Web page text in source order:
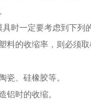
时一定要考虑到下列
的收缩率，则必须
、硅橡胶等。
时的收缩。